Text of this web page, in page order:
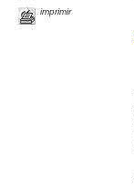
imprimir